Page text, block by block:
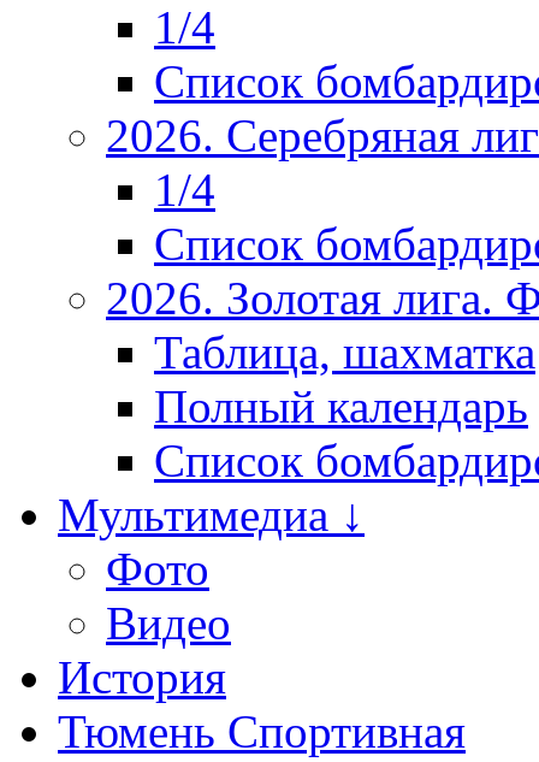
1/4
Список
2026. Серебряная
1/4
Список
2026. Золотая
Таблица, шахматка
Полный календарь
Список
Мультимедиа ↓
Фото
Видео
История
Тюмень Спортивная